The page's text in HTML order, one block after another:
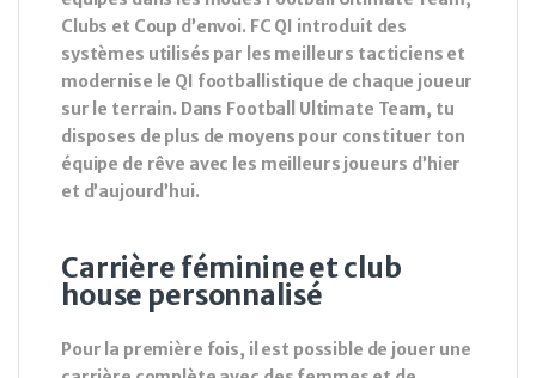
Clubs et Coup d’envoi. FC QI introduit des
systèmes utilisés par les meilleurs tacticiens et
modernise le QI footballistique de chaque joueur
sur le terrain. Dans Football Ultimate Team, tu
disposes de plus de moyens pour constituer ton
équipe de rêve avec les meilleurs joueurs d’hier
et d’aujourd’hui.
Carrière féminine et club
house personnalisé
Pour la première fois, il est possible de jouer une